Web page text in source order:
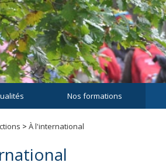
Nos formations
> À l'international